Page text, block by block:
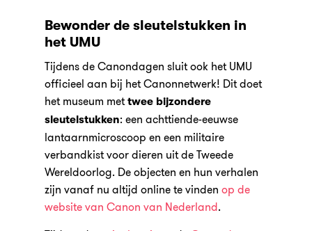
Bewonder de sleutelstukken in
het UMU
Tijdens de Canondagen sluit ook het UMU
officieel aan bij het Canonnetwerk! Dit doet
het museum mettwee bijzondere
sleutelstukken: een achttiende-eeuwse
lantaarnmicroscoop en een militaire
verbandkist voor dieren uit de Tweede
Wereldoorlog. De objecten en hun verhalen
zijn vanaf nu altijd online te vindenop de
website van Canon van Nederland.